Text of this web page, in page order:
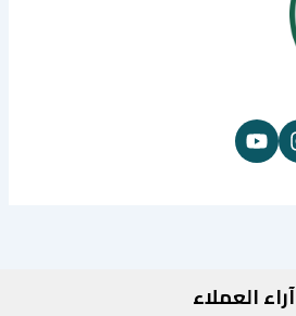
آراء العملاء